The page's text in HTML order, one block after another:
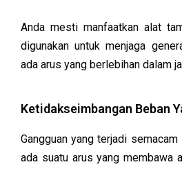
Anda mesti manfaatkan alat
digunakan untuk menjaga
ada arus yang berlebihan dalam
Ketidakseimbangan Beban
Gangguan yang terjadi
ada suatu arus yang membawa